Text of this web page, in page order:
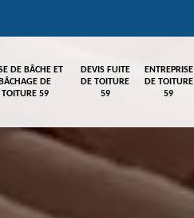
DE BÂCHE ET
BÂCHAGE DE
TOITURE 59
DEVIS FUITE
DE TOITURE
59
ENTREPRISE
DE TOITURE
59